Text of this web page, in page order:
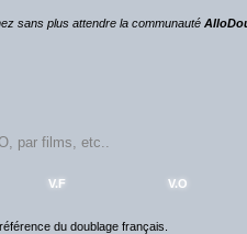
sans plus attendre la communauté
V.F V.O
référence du doublage français.